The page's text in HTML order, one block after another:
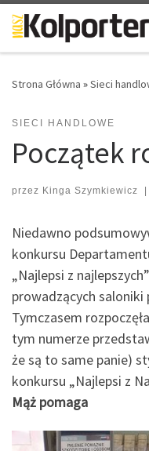
Skip to content
Strona Główna »Sieci
SIECI HANDLOWE
Początek
przez Kinga Szymkiewicz |
Niedawno
konkursu
„Najlepsi z
prowadzących saloniki
Tymczasem
tym numerze
że są to same panie)
konkursu „Najlepsi z
Mąż pomaga